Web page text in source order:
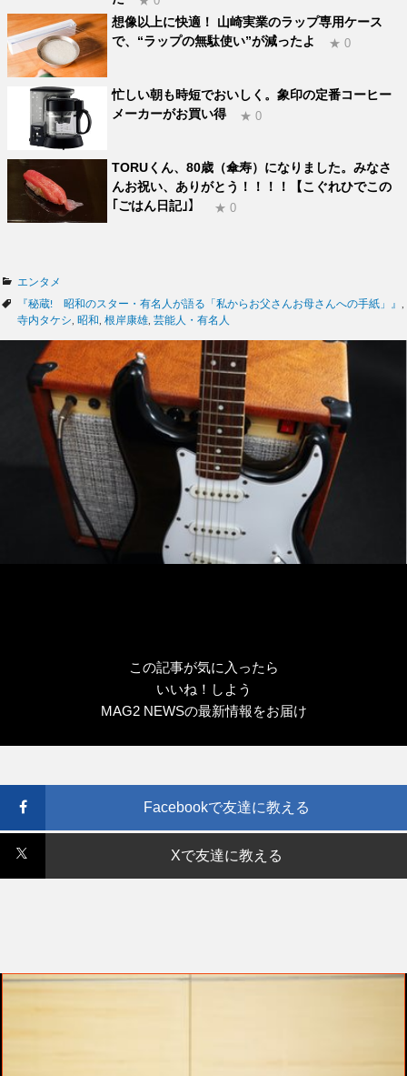
想像以上に快適！ 山崎実業のラップ専用ケース
で、“ラップの無駄使い”が減ったよ
★ 0
忙しい朝も時短でおいしく。象印の定番コーヒー
メーカーがお買い得
★ 0
TORUくん、80歳（傘寿）になりました。みなさ
んお祝い、ありがとう！！！！【こぐれひでこの
｢ごはん日記｣】
★ 0
カ
テ
ゴ
エンタメ
タ
グ
『秘蔵! 昭和のスター・有名人が語る「私からお父さんお母さんへの手紙」』
寺内タケシ
昭和 根岸康雄 芸能人・有名人
この記事が気に入ったら
いいね！しよう
MAG2 NEWSの最新情報をお届け
Facebookで友達に教える
Xで友達に教える